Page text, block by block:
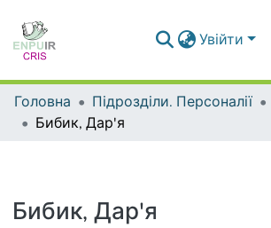
Увійти
Головна Підрозділи. Персоналії
Бибик, Дар'я
Бибик, Дар'я